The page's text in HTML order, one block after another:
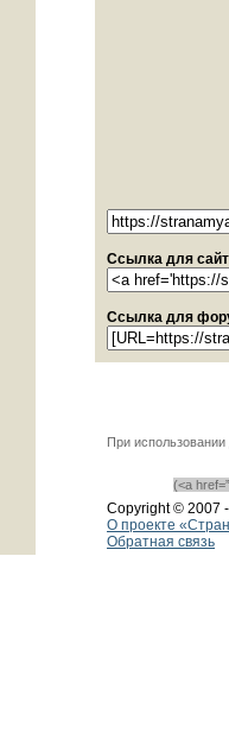
Ссылка для
Ссылка для
При использовании
(<a
Copyright © 2007 -
О проекте
Обратная связь